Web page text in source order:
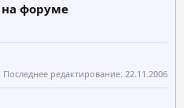
на форуме
Последнее редактирование: 22.11.2006